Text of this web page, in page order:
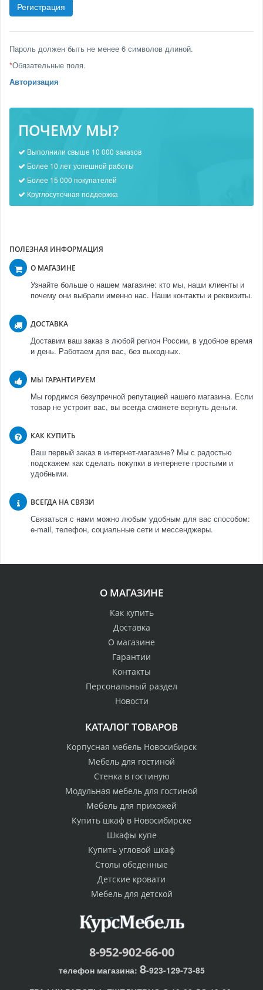
Пароль должен быть не менее 6 символов длиной.
*Обязательные поля.
Авторизация
ПОЧЕМУ МЫ?
Выполнили свыше 10 000 заказов
Более 10 лет успешной работы
Более 15 000 покупателей
Круглосуточная поддержка
ПОЛЕЗНАЯ ИНФОРМАЦИЯ
О МАГАЗИНЕ
Узнайте больше о нашем магазине: кто мы, наши клиенты и
почему они выбрали именно нас. Наши контакты и реквизиты.
ДОСТАВКА
Доставим ваш заказ в любой регион России, в удобное время
и день. Работаем для вас, без выходных.
МЫ ГАРАНТИРУЕМ
Мы гордимся безупречной репутацией нашего магазина. Если
товар не устроит вас, вы всегда сможете вернуть деньги.
КАК КУПИТЬ
Ваш первый заказ в интернет-магазине? Мы с радостью
подскажем как сделать покупки в интернете простыми и
удобными.
ВСЕГДА НА СВЯЗИ
Связаться с нами можно любым удобным для вас способом:
e-mail, телефон, социальные сети и мессенджеры.
О МАГАЗИНЕ
Как купить
Доставка
О магазине
Гарантии
Контакты
Персональный раздел
Новости
КАТАЛОГ ТОВАРОВ
Корпусная мебель Новосибирск
Мебель для гостиной
Стенка в гостиную
Модульная мебель для гостиной
Мебель для прихожей
Купить шкаф в Новосибирске
Шкафы купе
Купить угловой шкаф
Столы обеденные
Детские кровати
Мебель для детской
8-952-902-66-00
телефон магазина: 8-923-129-73-85